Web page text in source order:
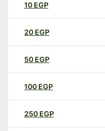
10 EGP
20 EGP
50 EGP
100 EGP
250 EGP